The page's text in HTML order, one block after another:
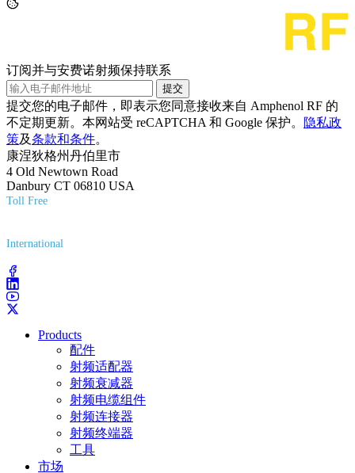
订阅并与安费诺射频保持联系
提交
提交您的电子邮件，即表示您同意接收来自 Amphenol RF 的
不定期更新。本网站受 reCAPTCHA 和 Google 保护。
隐私政
策及条款和条件。
康涅狄格州丹伯里市
4 Old Newtown Road
Danbury CT 06810 USA
Toll Free
International
Products
配件
射频适配器
射频衰减器
射频电缆组件
射频连接器
射频终端器
工具
市场